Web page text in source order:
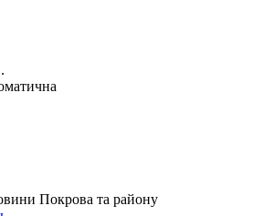
Покрова та району